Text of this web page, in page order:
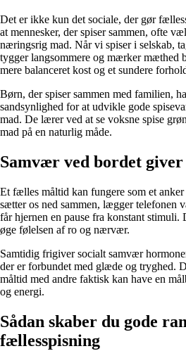
Det er ikke kun det sociale, der gør
at mennesker, der spiser sammen, ofte
næringsrig mad. Når vi spiser i selskab,
tygger langsommere og mærker mæthed
mere balanceret kost og et sundere
Børn, der spiser sammen med familien,
sandsynlighed for at udvikle gode
mad. De lærer ved at se voksne spise
mad på en naturlig måde.
Samvær ved bordet
Et fælles måltid kan fungere som et
sætter os ned sammen, lægger telefonen
får hjernen en pause fra konstant stimuli.
øge følelsen af ro og nærvær.
Samtidig frigiver socialt samvær
der er forbundet med glæde og tryghed.
måltid med andre faktisk kan have en
og energi.
Sådan skaber du gode
fællesspisning